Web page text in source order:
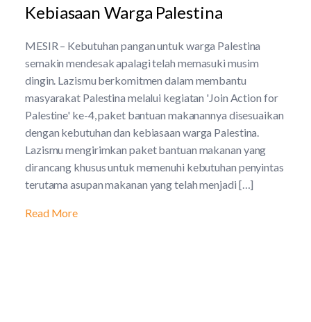
Kebiasaan Warga Palestina
MESIR – Kebutuhan pangan untuk warga Palestina
semakin mendesak apalagi telah memasuki musim
dingin. Lazismu berkomitmen dalam membantu
masyarakat Palestina melalui kegiatan 'Join Action for
Palestine' ke-4, paket bantuan makanannya disesuaikan
dengan kebutuhan dan kebiasaan warga Palestina.
Lazismu mengirimkan paket bantuan makanan yang
dirancang khusus untuk memenuhi kebutuhan penyintas
terutama asupan makanan yang telah menjadi […]
Read More